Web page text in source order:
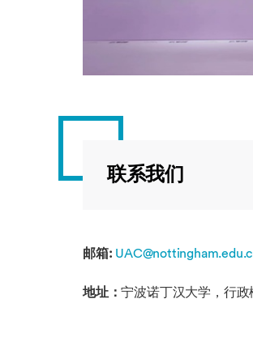
联系我们
邮箱:
地址：宁波诺丁汉大学，行政